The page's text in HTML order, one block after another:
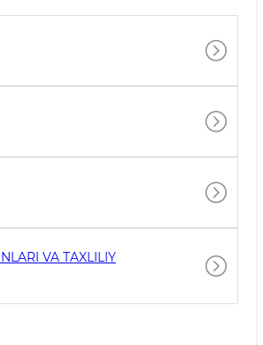
VA TAXLILIY